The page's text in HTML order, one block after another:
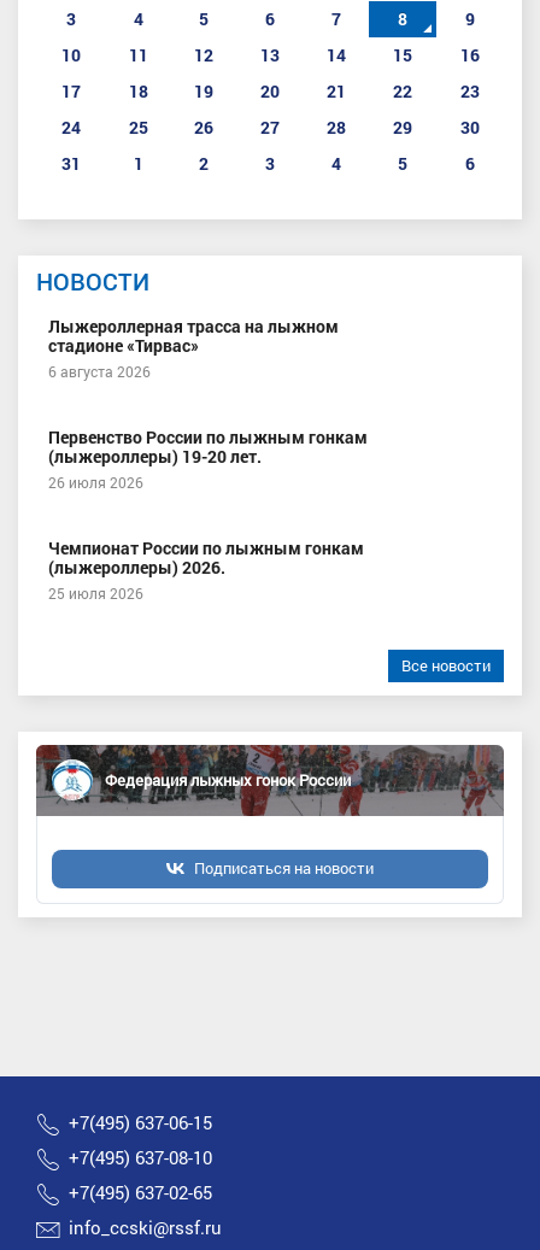
3
4 5 6 7 8
9
10
11 12 13 14 15
16
17
18 19 20 21 22
23
24
25 26 27 28 29
30
31
1 2 3 4 5 6
НОВОСТИ
Лыжероллерная трасса на лыжном
стадионе «Тирвас»
6 августа 2026
Первенство России по лыжным гонкам
(лыжероллеры) 19-20 лет.
26 июля 2026
Чемпионат России по лыжным гонкам
(лыжероллеры) 2026.
25 июля 2026
Все новости
Федерация лыжных гонок России
Подписаться на новости
+7(495) 637-06-15
+7(495) 637-08-10
+7(495) 637-02-65
info_ccski@rssf.ru